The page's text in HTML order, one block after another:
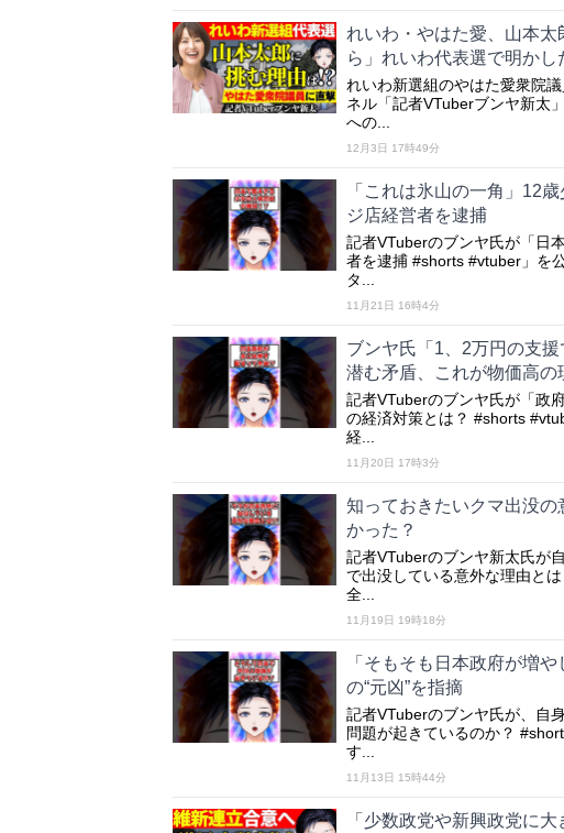
れいわ・やはた愛、山本
ら」れいわ代表選で明か
れいわ新選組のやはた愛衆院
ネル「記者VTuberブンヤ新太
への...
12月3日 17時49分
「これは氷山の一角」12
ジ店経営者を逮捕
記者VTuberのブンヤ氏が「日
者を逮捕 #shorts #vtuber」を
タ...
11月21日 16時4分
ブンヤ氏「1、2万円の支援
潜む矛盾、これが物価高の
記者VTuberのブンヤ氏が「政
の経済対策とは？ #shorts
経...
11月20日 17時3分
知っておきたいクマ出没
かった？
記者VTuberのブンヤ新太氏が
で出没している意外な理由と
全...
11月19日 19時18分
「そもそも日本政府が増
の“元凶”を指摘
記者VTuberのブンヤ氏が、自
問題が起きているのか？
す...
11月13日 15時44分
「少数政党や新興政党に